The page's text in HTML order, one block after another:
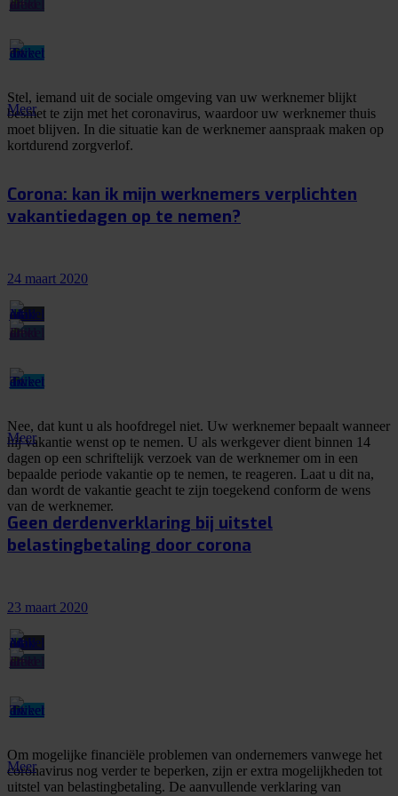
Stel, iemand uit de sociale omgeving van uw werknemer blijkt
besmet te zijn met het coronavirus, waardoor uw werknemer thuis
moet blijven. In die situatie kan de werknemer aanspraak maken op
kortdurend zorgverlof.
Meer
Corona: kan ik mijn werknemers verplichten
vakantiedagen op te nemen?
24 maart 2020
Nee, dat kunt u als hoofdregel niet. Uw werknemer bepaalt wanneer
hij vakantie wenst op te nemen. U als werkgever dient binnen 14
dagen op een schriftelijk verzoek van de werknemer om in een
bepaalde periode vakantie op te nemen, te reageren. Laat u dit na,
dan wordt de vakantie geacht te zijn toegekend conform de wens
van de werknemer.
Meer
Geen derdenverklaring bij uitstel
belastingbetaling door corona
23 maart 2020
Om mogelijke financiële problemen van ondernemers vanwege het
coronavirus nog verder te beperken, zijn er extra mogelijkheden tot
uitstel van belastingbetaling. De aanvullende verklaring van
Meer